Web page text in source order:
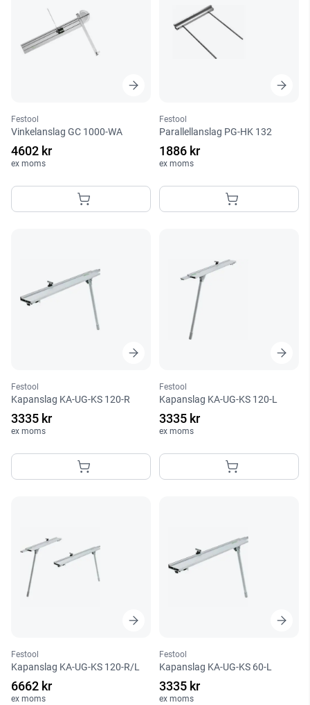
Festool
Vinkelanslag GC 1000-WA
4602 kr
ex moms
Festool
Parallellanslag PG-HK 132
1886 kr
ex moms
Festool
Kapanslag KA-UG-KS 120-R
3335 kr
ex moms
Festool
Kapanslag KA-UG-KS 120-L
3335 kr
ex moms
Festool
Kapanslag KA-UG-KS 120-R/L
6662 kr
ex moms
Festool
Kapanslag KA-UG-KS 60-L
3335 kr
ex moms